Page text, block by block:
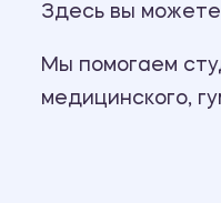
Здесь вы
Мы помогаем
медицинского,